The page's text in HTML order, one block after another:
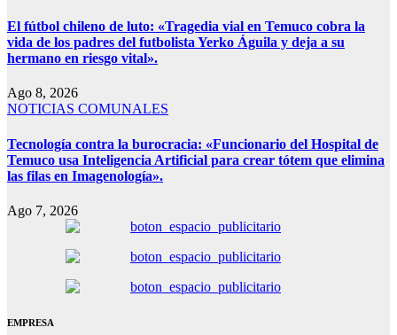
El fútbol chileno de luto: «Tragedia vial en Temuco cobra la
vida de los padres del futbolista Yerko Águila y deja a su
hermano en riesgo vital».
Ago 8, 2026
NOTICIAS COMUNALES
Tecnología contra la burocracia: «Funcionario del Hospital de
Temuco usa Inteligencia Artificial para crear tótem que elimina
las filas en Imagenología».
Ago 7, 2026
EMPRESA